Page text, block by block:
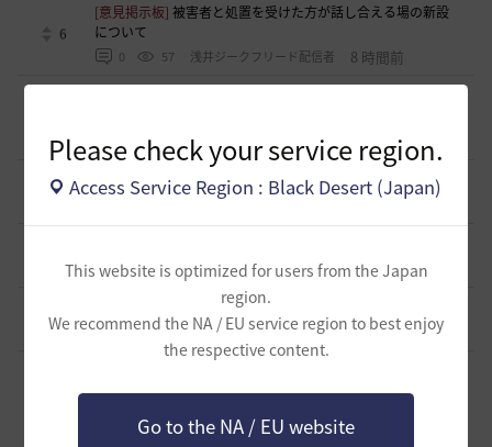
Please check your service region.
Access Service Region : Black Desert (Japan)
This website is optimized for users from the Japan
region.
We recommend the NA / EU service region to best enjoy
the respective content.
Go to the NA / EU website
6
[意見掲示板]被害者と処置を受けた方が話し合える場の新設
について
0 57 浅井ジークフリード配信者 8 時間前
すかいてんぷる店長-日本
4
[意見掲示板] 【意見】「制裁」という表記の見直しについて
浅井ジークフリード配信者 9 時間前
0 50 浅井ジークフリード配信者 11 時間前
5
「制裁」という表現について
0 75 浅井ジークフリード配信者 14 時間前
レイキャッツ」メンバー募集（ギルドボス有・スキル目当て
44 くろいばら 15 時間前